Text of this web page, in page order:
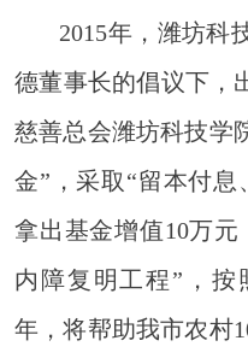
2015年，潍坊科
德董事长的倡议下，
慈善总会潍坊科技学
金”，采取“留本付
拿出基金增值10万元
内障复明工程”，按
年，将帮助我市农村